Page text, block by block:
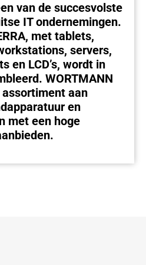
van de succesvolste
IT ondernemingen.
met tablets,
servers,
en LCD’s, wordt in
WORTMANN
aan
en
met een hoge